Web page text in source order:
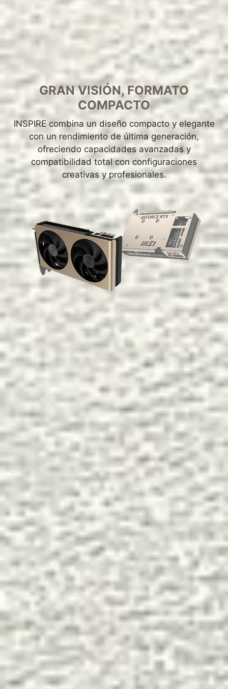
GRAN VISIÓN, FORMATO
COMPACTO
INSPIRE combina un diseño compacto y elegante
con un rendimiento de última generación,
ofreciendo capacidades avanzadas y
compatibilidad total con configuraciones
creativas y profesionales.